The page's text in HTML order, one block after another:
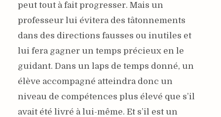
peut tout à fait progresser. Mais un
professeur lui évitera des tâtonnements
dans des directions fausses ou inutiles et
lui fera gagner un temps précieux en le
guidant. Dans un laps de temps donné, un
élève accompagné atteindra donc un
niveau de compétences plus élevé que s’il
avait été livré à lui-même. Et s’il est un